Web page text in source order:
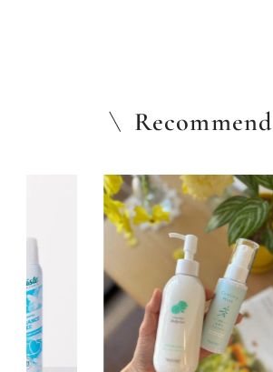
Recommend